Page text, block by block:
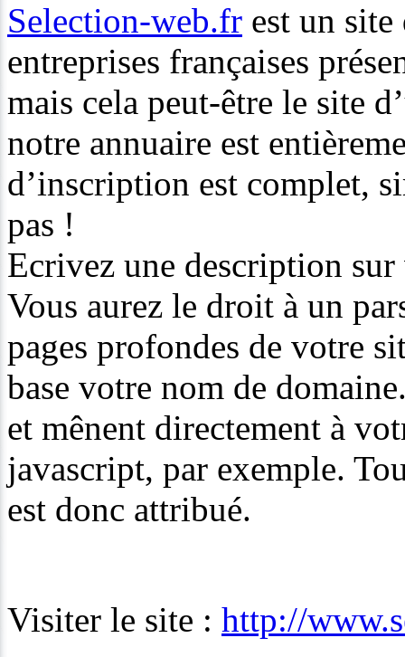
Selection-web.fr est un
entreprises françaises
mais cela peut-être le site
notre annuaire est
d’inscription est complet,
pas !
Ecrivez une description
Vous aurez le droit à un
pages profondes de votre
base votre nom de
et mênent directement à
javascript, par exemple.
est donc attribué.
Visiter le site : http://